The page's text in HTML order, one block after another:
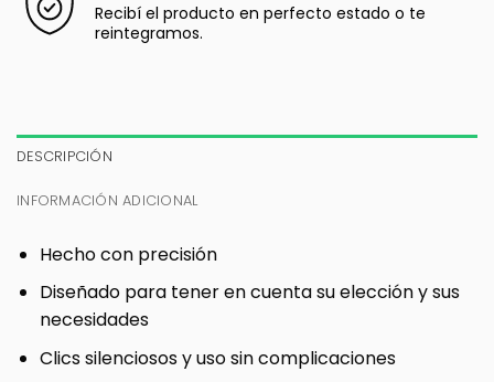
Recibí el producto en perfecto estado o te
reintegramos.
DESCRIPCIÓN
INFORMACIÓN ADICIONAL
Hecho con precisión
Diseñado para tener en cuenta su elección y sus
necesidades
Clics silenciosos y uso sin complicaciones